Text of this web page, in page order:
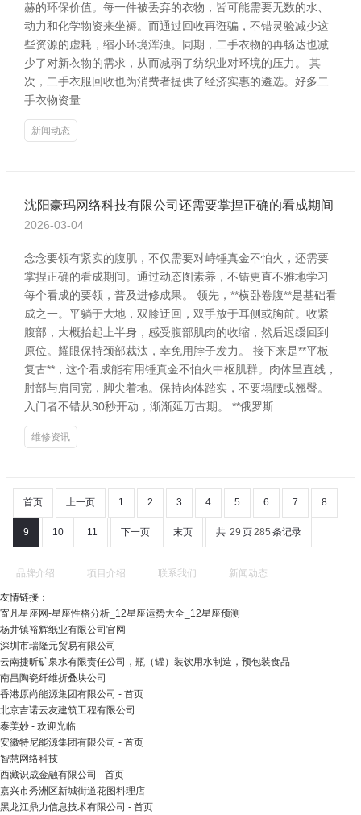
赫的环保价值。每一件被丢弃的衣物，皆可能需要无数的水、
动力和化学物资来坐褥。而通过回收再诳骗，不错灵验减少这
些资源的虚耗，缩小环境浑浊。同期，二手衣物的再畅达也减
少了对新衣物的需求，从而减弱了纺织业对环境的压力。 其
次，二手衣服回收也为消费者提供了经济实惠的遴选。好多二
手衣物资量
新闻动态
沈阳豪玛网络科技有限公司还需要掌捏正确的看成期间
2026-03-04
念念要领有紧实的腹肌，不仅需要对峙锤真金不怕火，还需要
掌捏正确的看成期间。通过动态图素养，不错更直不雅地学习
每个看成的要领，普及进修成果。 领先，**横卧卷腹**是基础看
成之一。平躺于大地，双膝迂回，双手放于耳侧或胸前。收紧
腹部，大概抬起上半身，感受腹部肌肉的收缩，然后迟缓回到
原位。耀眼保持颈部裁汰，幸免用脖子发力。 接下来是**平板
复古**，这个看成能有用锤真金不怕火中枢肌群。肉体呈直线，
肘部与肩同宽，脚尖着地。保持肉体踏实，不要塌腰或翘臀。
入门者不错从30秒开动，渐渐延万古期。 **俄罗斯
维修资讯
首页 上一页 1 2 3 4 5 6 7 8
9 10 11 下一页 末页 共 29 页285 条记录
品牌介绍 项目介绍 联系我们 新闻动态
友情链接：
寄凡星座网-星座性格分析_12星座运势大全_12星座预测
杨井镇裕辉纸业有限公司官网
深圳市瑞隆元贸易有限公司
云南捷昕矿泉水有限责任公司，瓶（罐）装饮用水制造，预包装食品
南昌陶瓷纤维折叠块公司
香港原尚能源集团有限公司 - 首页
北京吉诺云友建筑工程有限公司
泰美妙 - 欢迎光临
安徽特尼能源集团有限公司 - 首页
智慧网络科技
西藏识成金融有限公司 - 首页
嘉兴市秀洲区新城街道花图料理店
黑龙江鼎力信息技术有限公司 - 首页